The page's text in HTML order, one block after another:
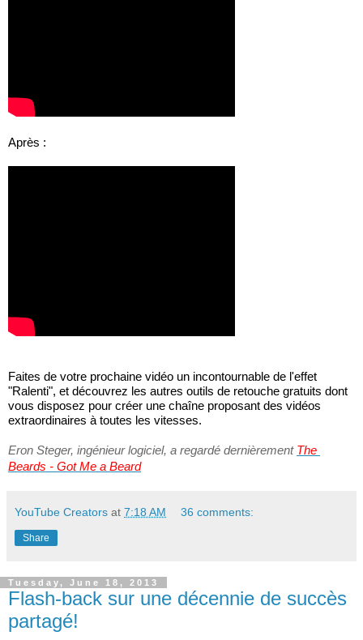
Après :
Faites de votre prochaine vidéo un incontournable de l'effet
"Ralenti", et découvrez les autres outils de retouche gratuits dont
vous disposez pour créer une chaîne proposant des vidéos
extraordinaires à toutes les vitesses.
Eron Steger, ingénieur logiciel, a regardé dernièrement The
Beards - Got Me a Beard
YouTube Creators at 7:18 AM 36 comments:
Share
Tuesday, June 18, 2013
Flash-back sur une décennie de succès
partagé!